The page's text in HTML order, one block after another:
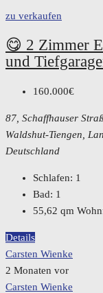
zu verkaufen
😋 2 Zimmer
und
160.000€
87, Schaffhauser
Waldshut-Tiengen,
Deutschland
Schlafen: 1
Bad: 1
55,62 qm
Details
Carsten Wienke
2 Monaten vor
Carsten Wienke